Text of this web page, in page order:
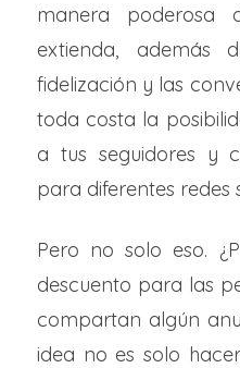
manera
extienda, además
fidelización y las
toda costa la
a tus seguidores y
para diferentes redes
Pero no solo eso.
descuento para las
compartan algún
idea no es solo